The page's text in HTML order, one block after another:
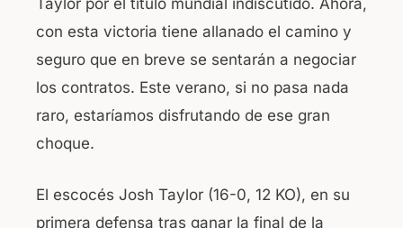
Taylor por el título mundial indiscutido. Ahora,
con esta victoria tiene allanado el camino y
seguro que en breve se sentarán a negociar
los contratos. Este verano, si no pasa nada
raro, estaríamos disfrutando de ese gran
choque.
El escocés Josh Taylor (16-0, 12 KO), en su
primera defensa tras ganar la final de la